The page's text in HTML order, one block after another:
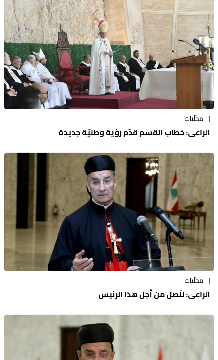
محلّيات
الراعي: خطاب القسم قدّم رؤية وطنيّة جديدة
محلّيات
الراعي: لنُصلِّ من أجل هذا الرئيس